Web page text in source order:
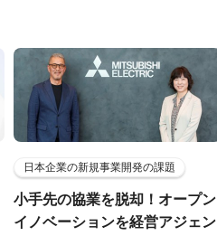
日本企業の新規事業開発の課題
小手先の協業を脱却！オープン
イノベーションを経営アジェン